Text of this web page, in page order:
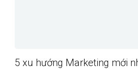
5 xu hướng Marketing mới